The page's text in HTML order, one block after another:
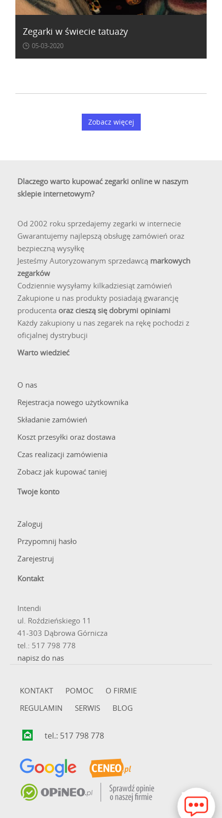
Zegarki w świecie tatuaży
05-03-2020
Zobacz więcej
Dlaczego warto kupować zegarki online w naszym
sklepie internetowym?
Od 2002 roku sprzedajemy zegarki w internecie
Gwarantujemy najlepszą obsługę zamówień oraz
bezpieczną wysyłkę
Jesteśmy Autoryzowanym sprzedawcą markowych
zegarków
Codziennie wysyłamy kilkadziesiąt zamówień
Zakupione u nas produkty posiadają gwarancję
producenta oraz cieszą się dobrymi opiniami
Każdy zakupiony u nas zegarek na rękę pochodzi z
oficjalnej dystrybucji
Warto wiedzieć
O nas
Rejestracja nowego użytkownika
Składanie zamówień
Koszt przesyłki oraz dostawa
Czas realizacji zamówienia
Zobacz jak kupować taniej
Twoje konto
Zaloguj
Przypomnij hasło
Zarejestruj
Kontakt
Intendi
ul. Roździeńskiego 11
41-303 Dąbrowa Górnicza
tel.: 517 798 778
napisz do nas
KONTAKT POMOC
O FIRMIE
REGULAMIN
SERWIS BLOG
tel.: 517 798 778